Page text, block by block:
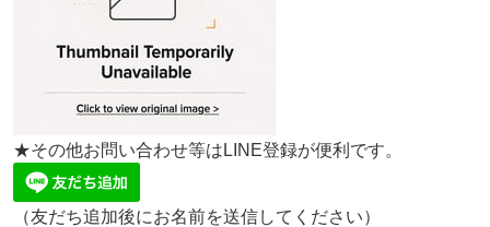
★その他お問い合わせ等はLINE登録が便利です。
（友だち追加後にお名前を送信してください）